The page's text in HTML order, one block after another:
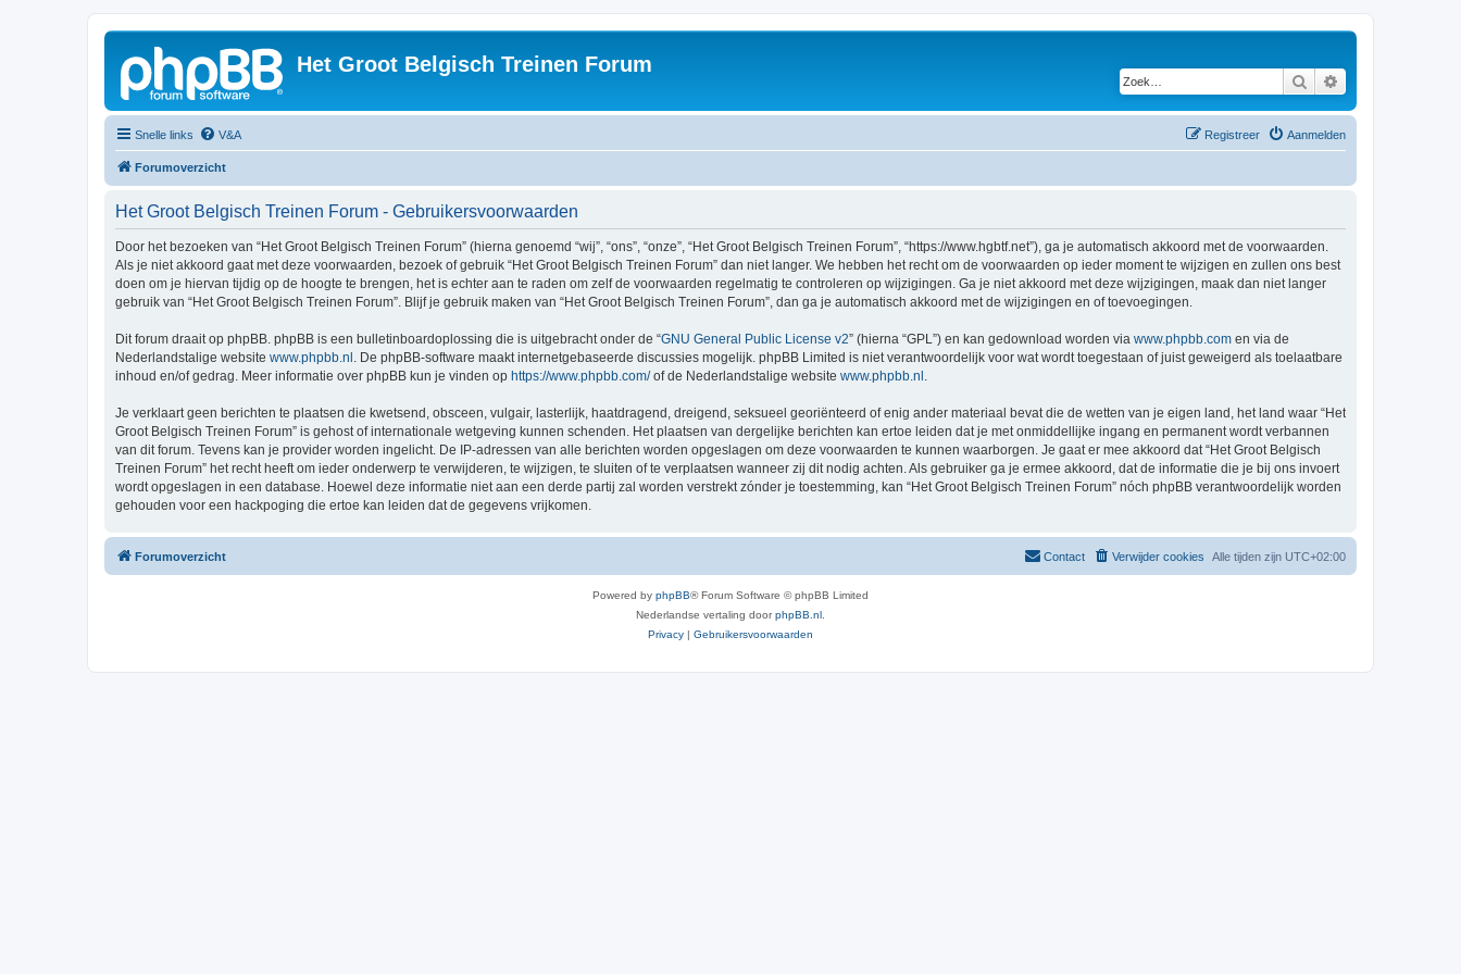
Het Groot Belgisch Treinen Forum
Zoek
Snelle links V&A Aanmelden
Registreer
Forumoverzicht
Het Groot Belgisch Treinen Forum - Gebruikersvoorwaarden
Door het bezoeken van “Het Groot Belgisch Treinen Forum” (hierna genoemd “wij”, “ons”, “onze”, “Het Groot Belgisch Treinen Forum”, “https://www.hgbtf.net”), ga je automatisch akkoord met de voorwaarden.
Als je niet akkoord gaat met deze voorwaarden, bezoek of gebruik “Het Groot Belgisch Treinen Forum” dan niet langer. We hebben het recht om de voorwaarden op ieder moment te wijzigen en zullen ons best
doen om je hiervan tijdig op de hoogte te brengen, het is echter aan te raden om zelf de voorwaarden regelmatig te controleren op wijzigingen. Ga je niet akkoord met deze wijzigingen, maak dan niet langer
gebruik van “Het Groot Belgisch Treinen Forum”. Blijf je gebruik maken van “Het Groot Belgisch Treinen Forum”, dan ga je automatisch akkoord met de wijzigingen en of toevoegingen.
Dit forum draait op phpBB. phpBB is een bulletinboardoplossing die is uitgebracht onder de “GNU General Public License v2” (hierna “GPL”) en kan gedownload worden via www.phpbb.com en via de
Nederlandstalige website www.phpbb.nl . De phpBB-software maakt internetgebaseerde discussies mogelijk. phpBB Limited is niet verantwoordelijk voor wat wordt toegestaan of juist geweigerd als toelaatbare
inhoud en/of gedrag. Meer informatie over phpBB kun je vinden op https://www.phpbb.com/of de Nederlandstalige website www.phpbb.nl .
Je verklaart geen berichten te plaatsen die kwetsend, obsceen, vulgair, lasterlijk, haatdragend, dreigend, seksueel georiënteerd of enig ander materiaal bevat die de wetten van je eigen land, het land waar “Het
Groot Belgisch Treinen Forum” is gehost of internationale wetgeving kunnen schenden. Het plaatsen van dergelijke berichten kan ertoe leiden dat je met onmiddellijke ingang en permanent wordt verbannen
van dit forum. Tevens kan je provider worden ingelicht. De IP-adressen van alle berichten worden opgeslagen om deze voorwaarden te kunnen waarborgen. Je gaat er mee akkoord dat “Het Groot Belgisch
Treinen Forum” het recht heeft om ieder onderwerp te verwijderen, te wijzigen, te sluiten of te verplaatsen wanneer zij dit nodig achten. Als gebruiker ga je ermee akkoord, dat de informatie die je bij ons invoert
wordt opgeslagen in een database. Hoewel deze informatie niet aan een derde partij zal worden verstrekt zónder je toestemming, kan “Het Groot Belgisch Treinen Forum” nóch phpBB verantwoordelijk worden
gehouden voor een hackpoging die ertoe kan leiden dat de gegevens vrijkomen.
Forumoverzicht Alle tijden zijn UTC+02:00
Verwijder cookies
Contact
Powered by phpBB® Forum Software © phpBB Limited
Nederlandse vertaling doorphpBB.nl
Privacy | Gebruikersvoorwaarden